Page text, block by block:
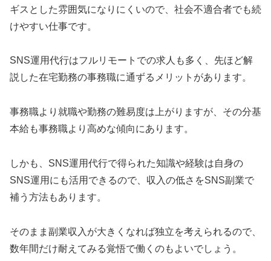
ギスとした雰囲気になりにくいので、社会不適合者でも続
けやすい仕事です。
SNS運用代行はフルリモートでの求人も多く、先ほど解
説した在宅勤務の事務職に通ずるメリットがあります。
事務職より就職や勤務の難易度は上がりますが、その分基
本給も事務職より高めな傾向にあります。
しかも、SNS運用代行で得られた知識や経験は自身の
SNS運用にも活用できるので、収入の低さをSNS副業で
補う方法もあります。
そのまま副業収入が大きくなれば独立を考えられるので、
数年間だけ耐えてみる覚悟で働くのもよいでしょう。